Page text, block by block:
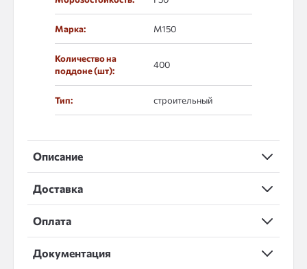
Марка: М150
Количество на
поддоне (шт):
400
Тип: строительный
Описание
Доставка
Оплата
Документация